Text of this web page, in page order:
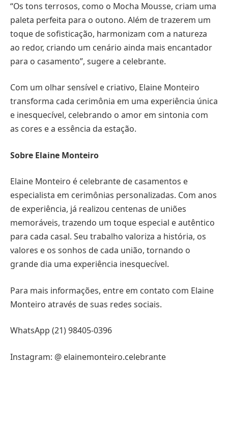
“Os tons terrosos, como o Mocha Mousse, criam uma
paleta perfeita para o outono. Além de trazerem um
toque de sofisticação, harmonizam com a natureza
ao redor, criando um cenário ainda mais encantador
para o casamento”, sugere a celebrante.
Com um olhar sensível e criativo, Elaine Monteiro
transforma cada cerimônia em uma experiência única
e inesquecível, celebrando o amor em sintonia com
as cores e a essência da estação.
Sobre Elaine Monteiro
Elaine Monteiro é celebrante de casamentos e
especialista em cerimônias personalizadas. Com anos
de experiência, já realizou centenas de uniões
memoráveis, trazendo um toque especial e autêntico
para cada casal. Seu trabalho valoriza a história, os
valores e os sonhos de cada união, tornando o
grande dia uma experiência inesquecível.
Para mais informações, entre em contato com Elaine
Monteiro através de suas redes sociais.
WhatsApp (21) 98405-0396
Instagram: @ elainemonteiro.celebrante